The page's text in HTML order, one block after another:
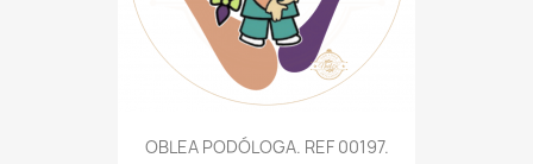
OBLEA PODÓLOGA. REF 00197.